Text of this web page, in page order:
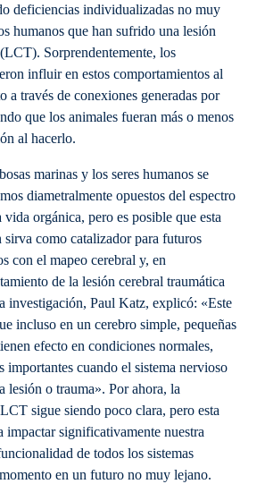
deficiencias individualizadas no muy
humanos que han sufrido una lesión
Sorprendentemente, los
influir en estos comportamientos al
a través de conexiones generadas por
que los animales fueran más o menos
al hacerlo.
marinas y los seres humanos se
diametralmente opuestos del espectro
orgánica, pero es posible que esta
como catalizador para futuros
con el mapeo cerebral y, en
de la lesión cerebral traumática
investigación, Paul Katz, explicó: «Este
incluso en un cerebro simple, pequeñas
efecto en condiciones normales,
importantes cuando el sistema nervioso
lesión o trauma». Por ahora, la
sigue siendo poco clara, pero esta
impactar significativamente nuestra
de todos los sistemas
en un futuro no muy lejano.